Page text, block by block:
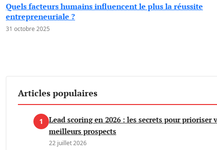
Quels facteurs humains influencent le plus la réussite
entrepreneuriale ?
31 octobre 2025
Articles populaires
1
Lead scoring en 2026 : les secrets pour prioriser
meilleurs prospects
22 juillet 2026